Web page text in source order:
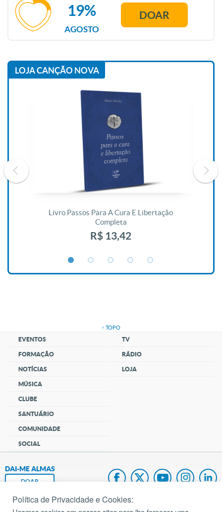
AGOSTO
19% DOAR
LOJA CANÇÃO NOVA
Livro Passos Para A Cura E Libertação
Completa
R$ 13,42
↑ TOPO
EVENTOS
FORMAÇÃO
NOTÍCIAS
MÚSICA
CLUBE
SANTUÁRIO
COMUNIDADE
SOCIAL
TV
RÁDIO
LOJA
DAI-ME ALMAS
DOAR
Fundação João Paulo II
Política de Privacidade e Cookies: